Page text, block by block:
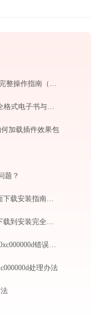
SPSS数据分析软件怎么用？从零开始的完整操作指南（附实战案例）
稻壳阅读器使用教程：一款免费好用的全格式电子书与文档阅读神器
加载插件效果包
题？
找不到联想M9215打印机驱动？这篇全面下载安装指南帮到你
三星3306W打印机驱动安装全攻略：从下载到安装完全教程
税控发票开票打开MainExecuteS.exe提示0xc000000d错误码怎么办
处理办法